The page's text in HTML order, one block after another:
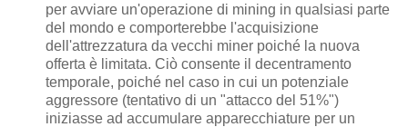
per avviare un'operazione di mining in qualsiasi parte
del mondo e comporterebbe l'acquisizione
dell'attrezzatura da vecchi miner poiché la nuova
offerta è limitata. Ciò consente il decentramento
temporale, poiché nel caso in cui un potenziale
aggressore (tentativo di un "attacco del 51%")
iniziasse ad accumulare apparecchiature per un